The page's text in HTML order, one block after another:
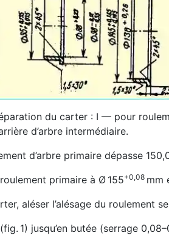
du carter : I — pour
d’arbre intermédiaire.
d’arbre primaire dépasse
primaire à Ø 155+0,08 mm
aléser l’alésage du roulement
1) jusqu’en butée (serrage